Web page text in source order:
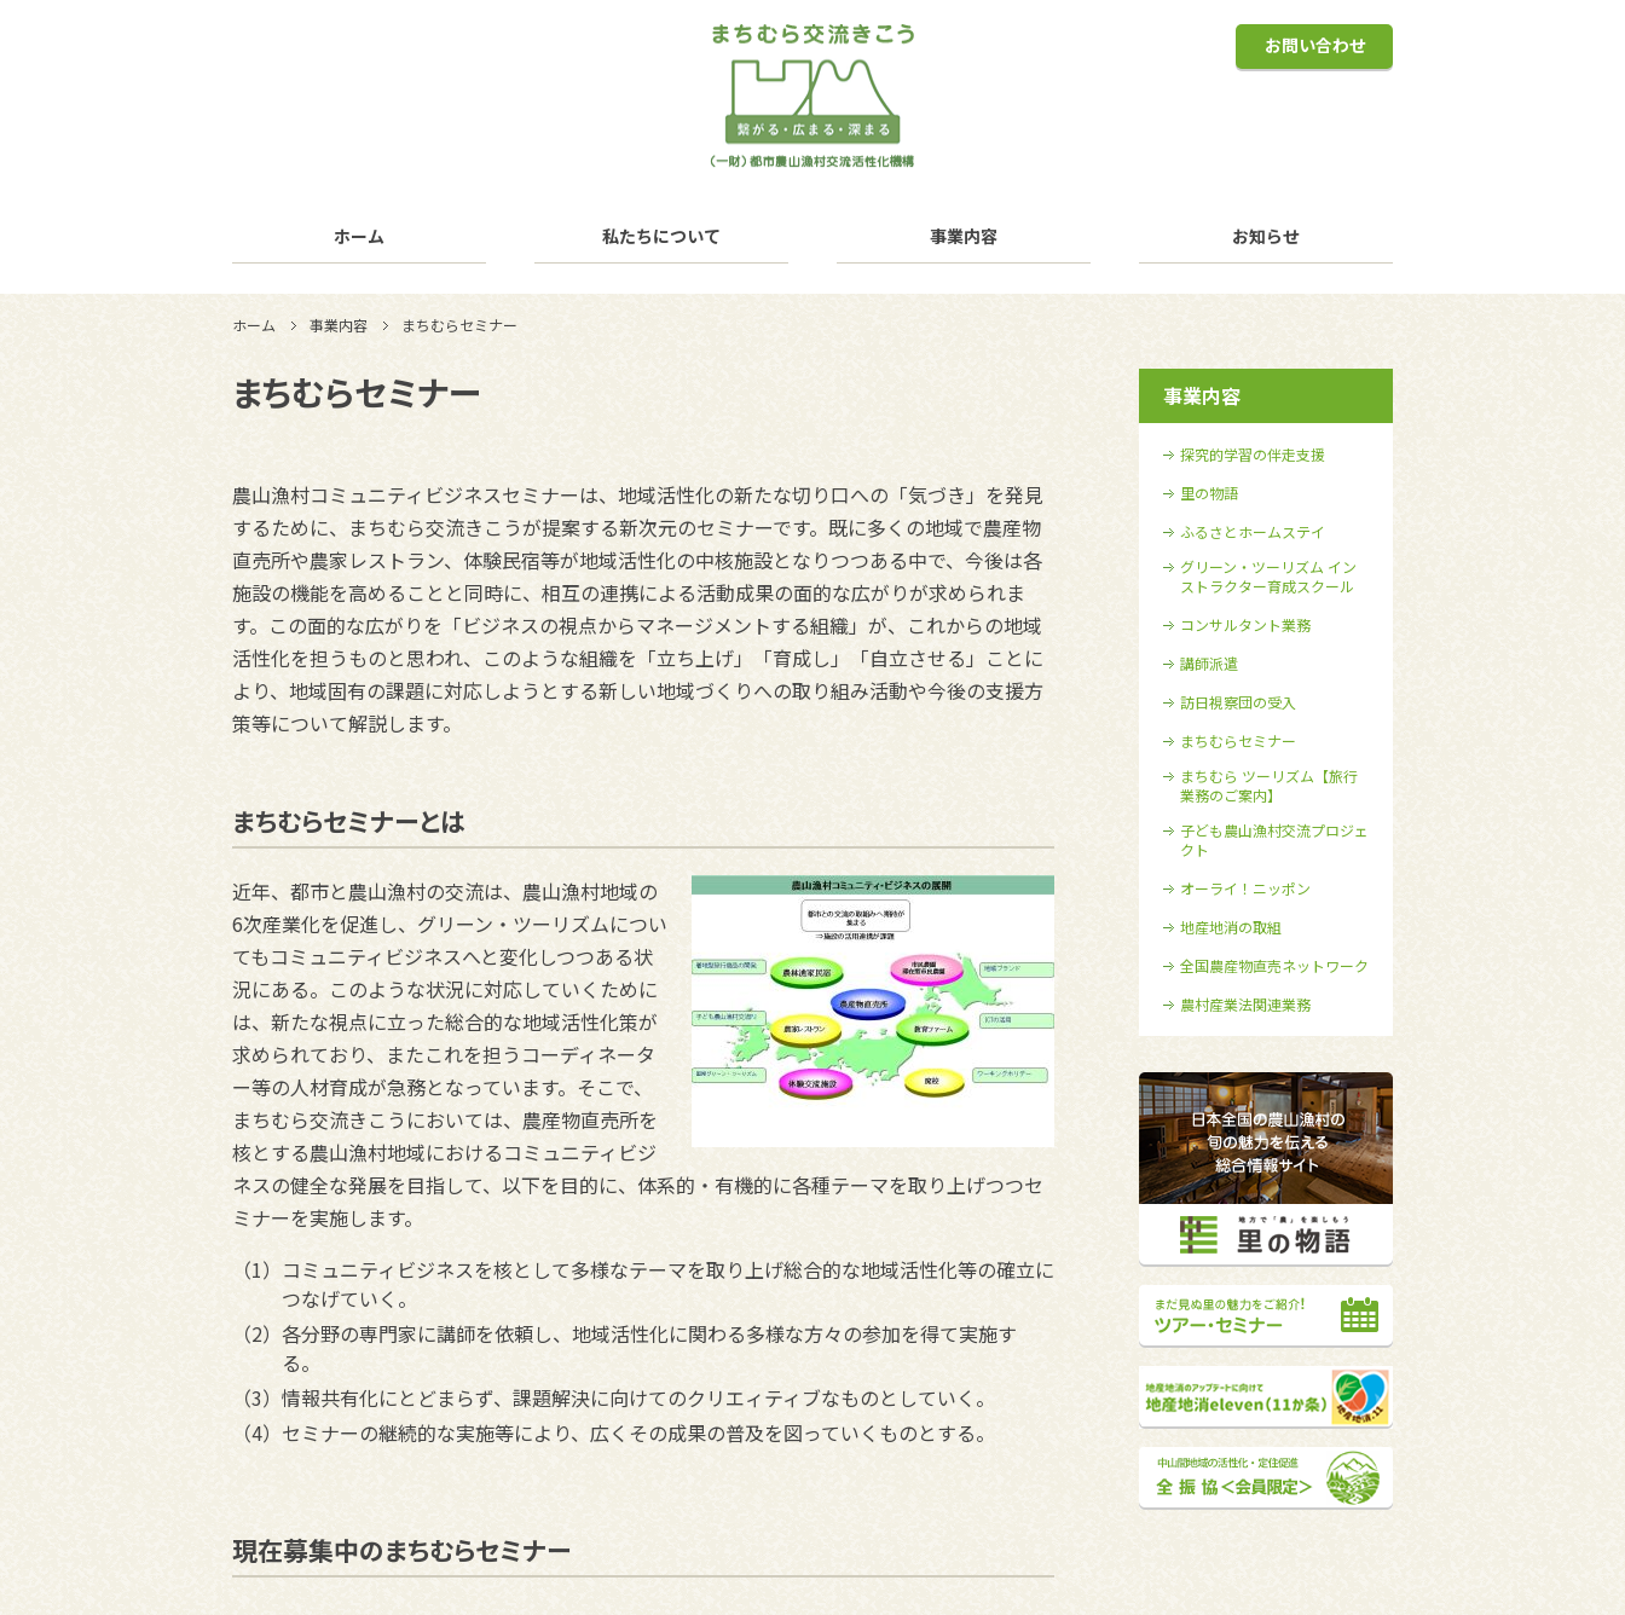
ホーム 私たちについて 事業内容 お知らせ
お問い合わせ
ホーム 事業内容 まちむらセミナー
まちむらセミナー
農山漁村コミュニティビジネスセミナーは、地域活性化の新たな切り口への「気づき」を発見
するために、まちむら交流きこうが提案する新次元のセミナーです。既に多くの地域で農産物
直売所や農家レストラン、体験民宿等が地域活性化の中核施設となりつつある中で、今後は各
施設の機能を高めることと同時に、相互の連携による活動成果の面的な広がりが求められま
す。この面的な広がりを「ビジネスの視点からマネージメントする組織」が、これからの地域
活性化を担うものと思われ、このような組織を「立ち上げ」「育成し」「自立させる」ことに
より、地域固有の課題に対応しようとする新しい地域づくりへの取り組み活動や今後の支援方
策等について解説します。
まちむらセミナーとは
近年、都市と農山漁村の交流は、農山漁村地域の
6次産業化を促進し、グリーン・ツーリズムについ
てもコミュニティビジネスへと変化しつつある状
況にある。このような状況に対応していくために
は、新たな視点に立った総合的な地域活性化策が
求められており、またこれを担うコーディネータ
ー等の人材育成が急務となっています。そこで、
まちむら交流きこうにおいては、農産物直売所を
核とする農山漁村地域におけるコミュニティビジ
ネスの健全な発展を目指して、以下を目的に、体系的・有機的に各種テーマを取り上げつつセ
ミナーを実施します。
（1）コミュニティビジネスを核として多様なテーマを取り上げ総合的な地域活性化等の確立に
つなげていく。
（2）各分野の専門家に講師を依頼し、地域活性化に関わる多様な方々の参加を得て実施す
る。
（3）情報共有化にとどまらず、課題解決に向けてのクリエィティブなものとしていく。
（4）セミナーの継続的な実施等により、広くその成果の普及を図っていくものとする。
現在募集中のまちむらセミナー
事業内容
探究的学習の伴走支援
里の物語
ふるさとホームステイ
グリーン・ツーリズム イン
ストラクター育成スクール
コンサルタント業務
講師派遣
訪日視察団の受入
まちむらセミナー
まちむら ツーリズム【旅行
業務のご案内】
子ども農山漁村交流プロジェ
クト
オーライ！ニッポン
地産地消の取組
全国農産物直売ネットワーク
農村産業法関連業務